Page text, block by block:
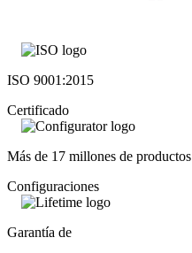
ISO 9001:2015
Certificado
Más de 17 millones de productos
Configuraciones
Garantía de